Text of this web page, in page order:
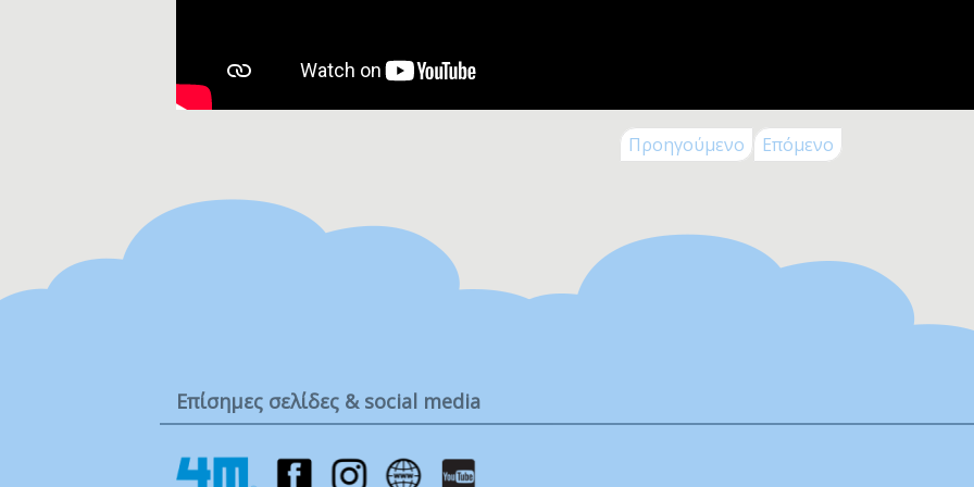
Προηγούμενο Επόμενο
Επίσημες σελίδες & social media